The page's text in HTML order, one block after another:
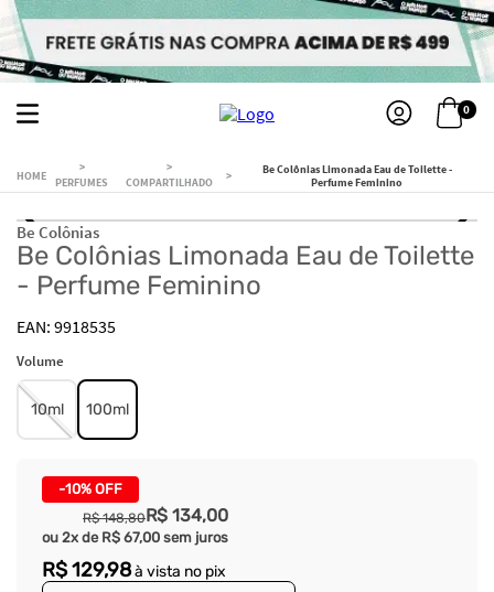
0
PERFUMES COMPARTILHADO
Be Colônias Limonada Eau de Toilette -
Perfume Feminino
Be Colônias
Be Colônias Limonada Eau de Toilette
- Perfume Feminino
9918535
Volume
10ml 100ml
-10% OFF
R$ 134,00
R$ 148,80
ou 2x de R$ 67,00 sem juros
R$129,98à vista no pix